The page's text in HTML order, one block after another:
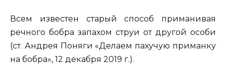
Всем известен старый способ приманивая
речного бобра запахом струи от другой особи
(ст. Андрея Поняги «Делаем пахучую приманку
на бобра», 12 декабря 2019 г.).